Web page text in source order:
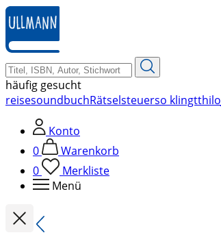
zum
Hauptinhalt
springen
häufig gesucht
reisesoundbuchRätselsteuerso klingtthilo
Konto
0
Warenkorb
0
Merkliste
Menü